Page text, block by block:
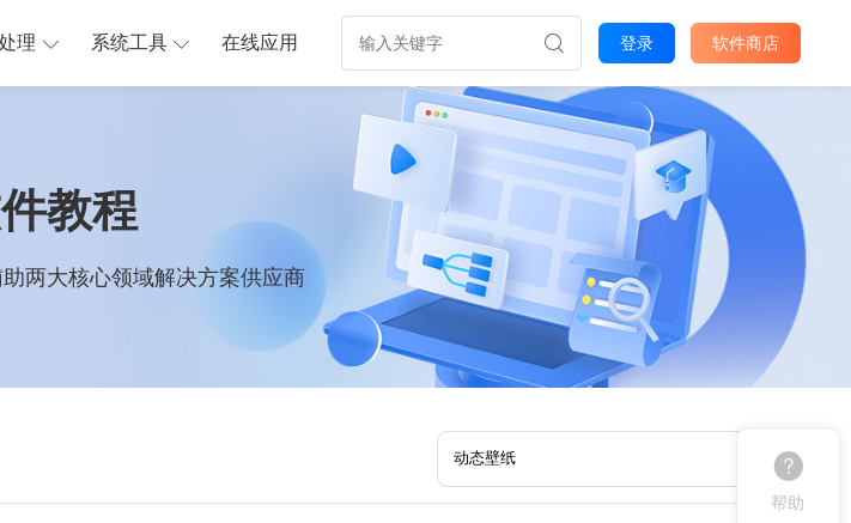
理 系统工具 在线应用 登录 软件商店
教程
两大核心领域解决方案供应商
帮助